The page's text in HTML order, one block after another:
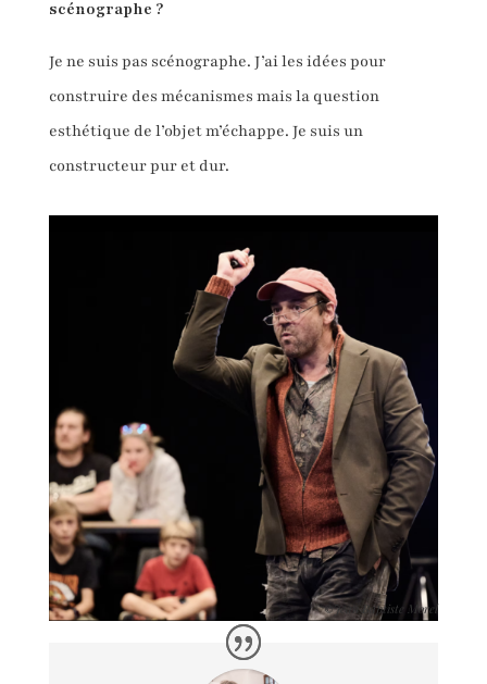
scénographe ?
Je ne suis pas scénographe. J’ai les idées pour
construire des mécanismes mais la question
esthétique de l’objet m’échappe. Je suis un
constructeur pur et dur.
©Jean Baptiste Morel